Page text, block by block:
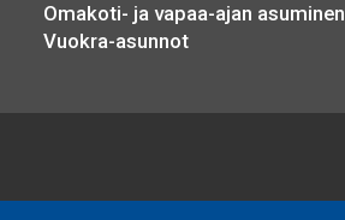
Omakoti- ja vapaa-ajan asuminen
Vuokra-asunnot